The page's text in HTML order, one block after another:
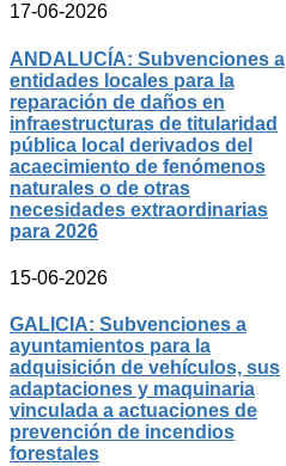
17-06-2026
ANDALUCÍA: Subvenciones a
entidades locales para la
reparación de daños en
infraestructuras de titularidad
pública local derivados del
acaecimiento de fenómenos
naturales o de otras
necesidades extraordinarias
para 2026
15-06-2026
GALICIA: Subvenciones a
ayuntamientos para la
adquisición de vehículos, sus
adaptaciones y maquinaria
vinculada a actuaciones de
prevención de incendios
forestales